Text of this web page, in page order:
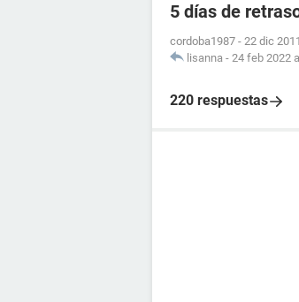
5 días de
cordoba1987 - 22 dic
lisanna - 24 feb 2022
220 respuestas